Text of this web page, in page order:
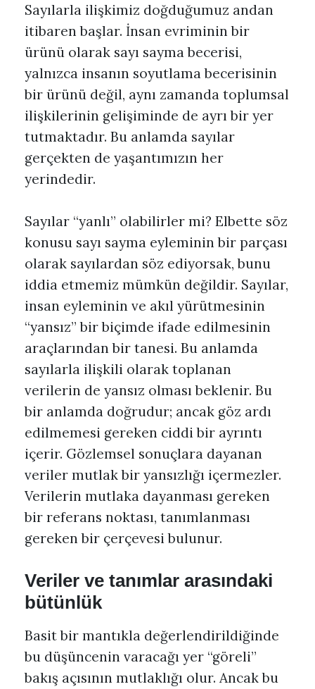
Sayılarla ilişkimiz doğduğumuz andan
itibaren başlar. İnsan evriminin bir
ürünü olarak sayı sayma becerisi,
yalnızca insanın soyutlama becerisinin
bir ürünü değil, aynı zamanda toplumsal
ilişkilerinin gelişiminde de ayrı bir yer
tutmaktadır. Bu anlamda sayılar
gerçekten de yaşantımızın her
yerindedir.
Sayılar “yanlı” olabilirler mi? Elbette söz
konusu sayı sayma eyleminin bir parçası
olarak sayılardan söz ediyorsak, bunu
iddia etmemiz mümkün değildir. Sayılar,
insan eyleminin ve akıl yürütmesinin
“yansız” bir biçimde ifade edilmesinin
araçlarından bir tanesi. Bu anlamda
sayılarla ilişkili olarak toplanan
verilerin de yansız olması beklenir. Bu
bir anlamda doğrudur; ancak göz ardı
edilmemesi gereken ciddi bir ayrıntı
içerir. Gözlemsel sonuçlara dayanan
veriler mutlak bir yansızlığı içermezler.
Verilerin mutlaka dayanması gereken
bir referans noktası, tanımlanması
gereken bir çerçevesi bulunur.
Veriler ve tanımlar arasındaki
bütünlük
Basit bir mantıkla değerlendirildiğinde
bu düşüncenin varacağı yer “göreli”
bakış açısının mutlaklığı olur. Ancak bu